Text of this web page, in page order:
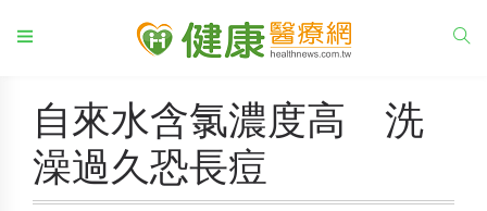
自來水含氯濃度高 洗
澡過久恐長痘